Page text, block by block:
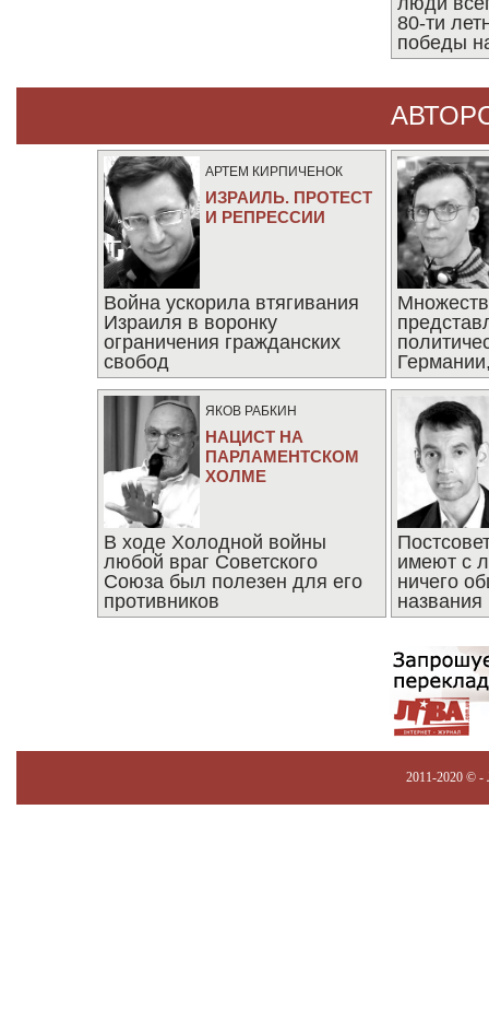
80-ти
победы
АРТЕМ КИРПИЧЕНОК
ИЗРАИЛЬ. ПРОТЕСТ
И РЕПРЕССИИ
Война ускорила втягивания
Израиля в воронку
ограничения гражданских
свобод
ЯКОВ РАБКИН
НАЦИСТ НА
ПАРЛАМЕНТСКОМ
ХОЛМЕ
В ходе Холодной войны
любой враг Советского
Союза был полезен для его
противников
имеют с
ничего
названия
2011-2020 © -